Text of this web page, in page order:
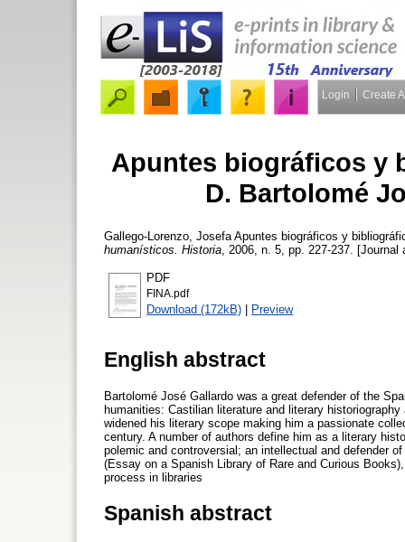
Login Create
Apuntes biográficos y
D. Bartolomé
Gallego-Lorenzo, Josefa Apuntes biográficos y
humanísticos. Historia , 2006, n. 5, pp. 227-237.
PDF
FINA.pdf
Download (172kB) | Preview
English abstract
Bartolomé José Gallardo was a great defender of the
humanities: Castilian literature and literary
widened his literary scope making him a passionate
century. A number of authors define him as a literary
polemic and controversial; an intellectual and defender
(Essay on a Spanish Library of Rare and Curious
process in libraries
Spanish abstract